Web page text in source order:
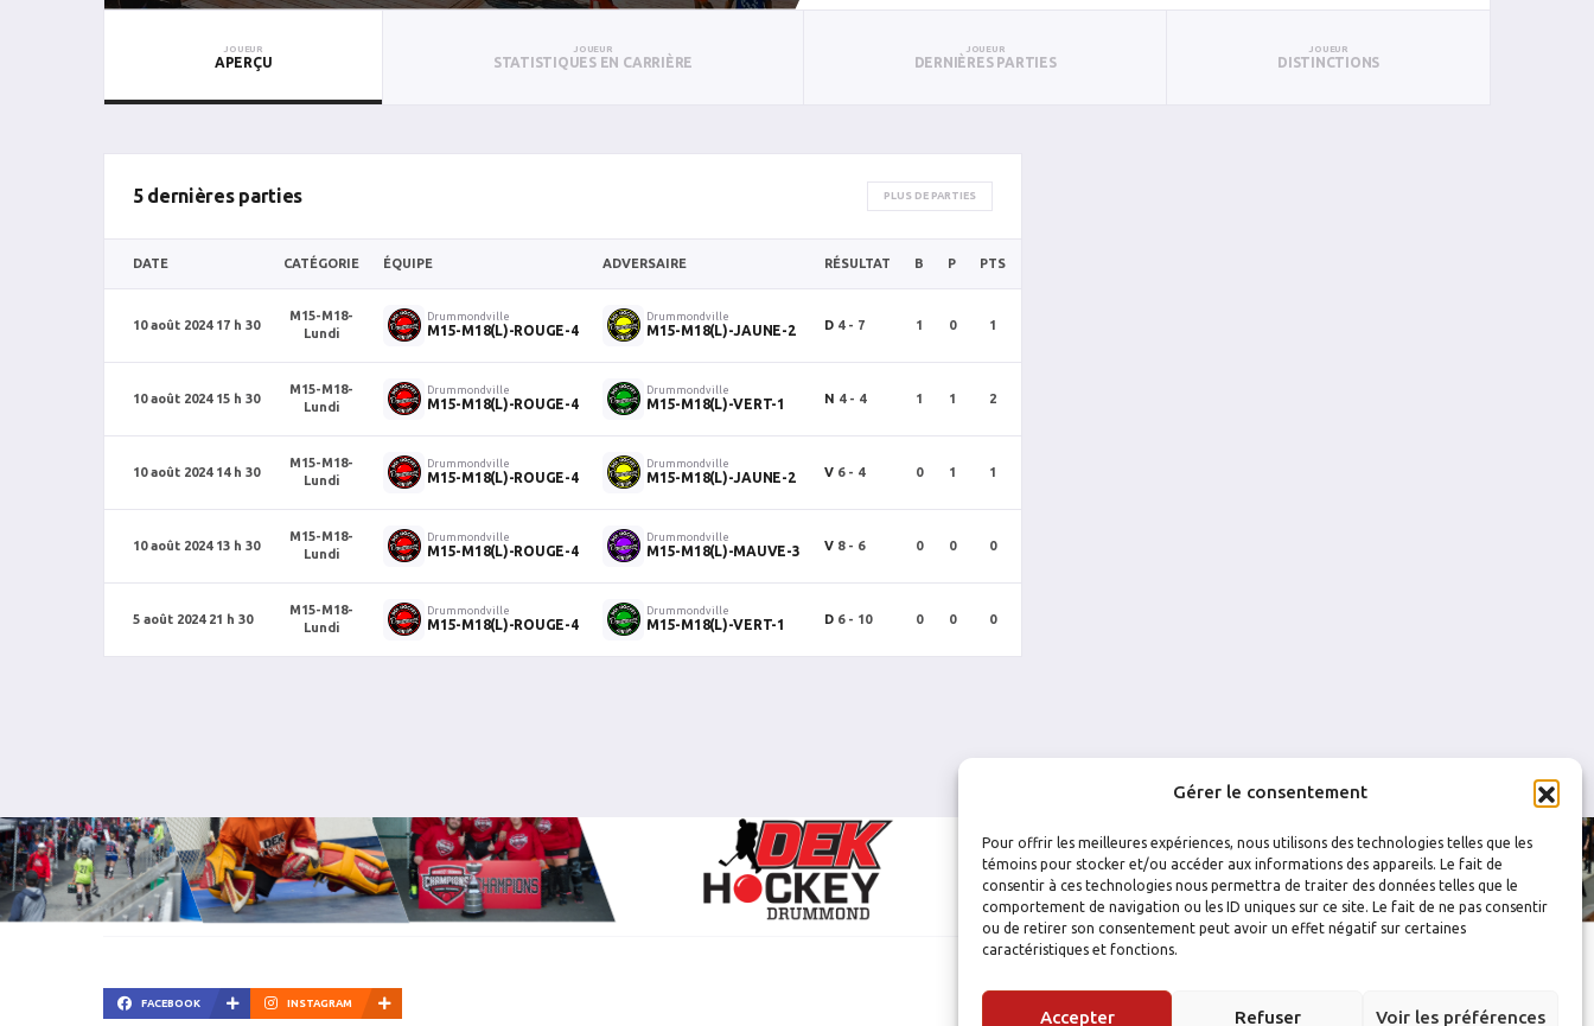
Gérer le consentement
Pour offrir les meilleures expériences, nous utilisons des technologies telles que les
témoins pour stocker et/ou accéder aux informations des appareils. Le fait de
consentir à ces technologies nous permettra de traiter des données telles que le
comportement de navigation ou les ID uniques sur ce site. Le fait de ne pas consentir
ou de retirer son consentement peut avoir un effet négatif sur certaines
caractéristiques et fonctions.
Accepter Refuser Voir les préférences
JOUEUR
APERÇU
JOUEUR
STATISTIQUES EN CARRIÈRE
JOUEUR
DERNIÈRES PARTIES
JOUEUR
DISTINCTIONS
5 dernières parties PLUS DE PARTIES
DATE CATÉGORIE ÉQUIPE ADVERSAIRE RÉSULTAT B P PTS
10 août 2024 17 h 30
M15-M18-
Lundi
Drummondville
M15-M18(L)-ROUGE-4
Drummondville
M15-M18(L)-JAUNE-2 D 4 - 7 1 0 1
10 août 2024 15 h 30
M15-M18-
Lundi
Drummondville
M15-M18(L)-ROUGE-4
Drummondville
M15-M18(L)-VERT-1 N 4 - 4 1 1 2
10 août 2024 14 h 30
M15-M18-
Lundi
Drummondville
M15-M18(L)-ROUGE-4
Drummondville
M15-M18(L)-JAUNE-2 V 6 - 4 0 1 1
10 août 2024 13 h 30
M15-M18-
Lundi
Drummondville
M15-M18(L)-ROUGE-4
Drummondville
M15-M18(L)-MAUVE-3 V 8 - 6 0 0 0
5 août 2024 21 h 30
M15-M18-
Lundi
Drummondville
M15-M18(L)-ROUGE-4
Drummondville
M15-M18(L)-VERT-1 D 6 - 10 0 0 0
FACEBOOK INSTAGRAM